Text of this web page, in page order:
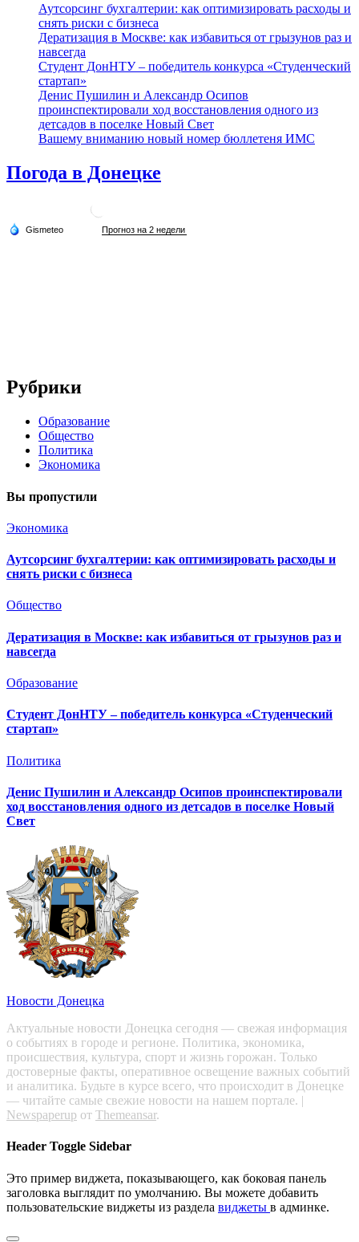
Аутсорсинг бухгалтерии: как оптимизировать расходы и
снять риски с бизнеса
Дератизация в Москве: как избавиться от грызунов раз и
навсегда
Студент ДонНТУ – победитель конкурса «Студенческий
стартап»
Денис Пушилин и Александр Осипов
проинспектировали ход восстановления одного из
детсадов в поселке Новый Свет
Вашему вниманию новый номер бюллетеня ИМС
Погода в Донецке
Рубрики
Образование
Общество
Политика
Экономика
Вы пропустили
Экономика
Аутсорсинг бухгалтерии: как оптимизировать расходы и
снять риски с бизнеса
Общество
Дератизация в Москве: как избавиться от грызунов раз и
навсегда
Образование
Студент ДонНТУ – победитель конкурса «Студенческий
стартап»
Политика
Денис Пушилин и Александр Осипов проинспектировали
ход восстановления одного из детсадов в поселке Новый
Свет
Новости Донецка
Актуальные новости Донецка сегодня — свежая информация
о событиях в городе и регионе. Политика, экономика,
происшествия, культура, спорт и жизнь горожан. Только
достоверные факты, оперативное освещение важных событий
и аналитика. Будьте в курсе всего, что происходит в Донецке
— читайте самые свежие новости на нашем портале. |
Newspaperup от Themeansar.
Header Toggle Sidebar
Это пример виджета, показывающего, как боковая панель
заголовка выглядит по умолчанию. Вы можете добавить
пользовательские виджеты из раздела виджеты в админке.